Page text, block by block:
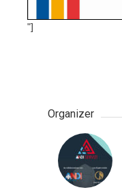
"]
Organizer